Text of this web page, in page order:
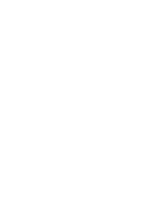
A alegria
distância